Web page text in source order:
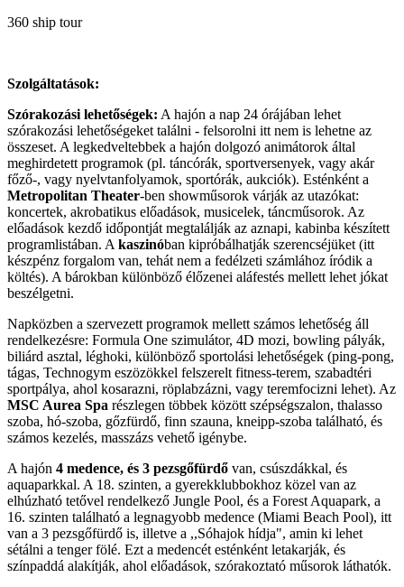
360 ship tour
Szolgáltatások:
Szórakozási lehetőségek: A hajón a nap 24 órájában lehet
szórakozási lehetőségeket találni - felsorolni itt nem is lehetne az
összeset. A legkedveltebbek a hajón dolgozó animátorok által
meghirdetett programok (pl. táncórák, sportversenyek, vagy akár
főző-, vagy nyelvtanfolyamok, sportórák, aukciók). Esténként a
Metropolitan Theater-ben showműsorok várják az utazókat:
koncertek, akrobatikus előadások, musicelek, táncműsorok. Az
előadások kezdő időpontját megtalálják az aznapi, kabinba készített
programlistában. A kaszinóban kipróbálhatják szerencséjüket (itt
készpénz forgalom van, tehát nem a fedélzeti számlához íródik a
költés). A bárokban különböző élőzenei aláfestés mellett lehet jókat
beszélgetni.
Napközben a szervezett programok mellett számos lehetőség áll
rendelkezésre: Formula One szimulátor, 4D mozi, bowling pályák,
biliárd asztal, léghoki, különböző sportolási lehetőségek (ping-pong,
tágas, Technogym eszözökkel felszerelt fitness-terem, szabadtéri
sportpálya, ahol kosarazni, röplabzázni, vagy teremfocizni lehet). Az
MSC Aurea Spa részlegen többek között szépségszalon, thalasso
szoba, hó-szoba, gőzfürdő, finn szauna, kneipp-szoba található, és
számos kezelés, masszázs vehető igénybe.
A hajón 4 medence, és 3 pezsgőfürdő van, csúszdákkal, és
aquaparkkal. A 18. szinten, a gyerekklubbokhoz közel van az
elhúzható tetővel rendelkező Jungle Pool, és a Forest Aquapark, a
16. szinten található a legnagyobb medence (Miami Beach Pool), itt
van a 3 pezsgőfürdő is, illetve a ,,Sóhajok hídja", amin ki lehet
sétálni a tenger fölé. Ezt a medencét esténként letakarják, és
színpaddá alakítják, ahol előadások, szórakoztató műsorok láthatók.